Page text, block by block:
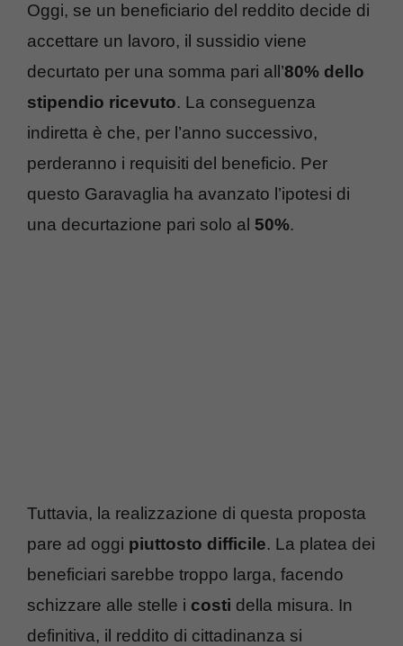
Oggi, se un beneficiario del reddito decide di
accettare un lavoro, il sussidio viene
decurtato per una somma pari all’80% dello
stipendio ricevuto. La conseguenza
indiretta è che, per l’anno successivo,
perderanno i requisiti del beneficio. Per
questo Garavaglia ha avanzato l’ipotesi di
una decurtazione pari solo al 50%.
Tuttavia, la realizzazione di questa proposta
pare ad oggi piuttosto difficile. La platea dei
beneficiari sarebbe troppo larga, facendo
schizzare alle stelle i costi della misura. In
definitiva, il reddito di cittadinanza si